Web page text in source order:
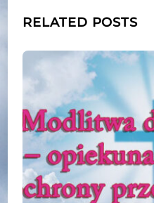
RELATED POSTS